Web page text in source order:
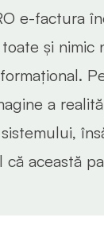
e-factura
și nimic
a
această